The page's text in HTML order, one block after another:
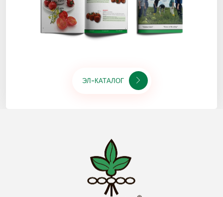
ЭЛ-КАТАЛОГ